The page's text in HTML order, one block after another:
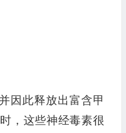
因此释放出富含甲
，这些神经毒素很